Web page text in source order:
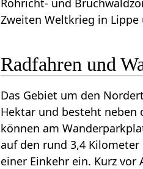
Röhricht- und
Zweiten Weltkrieg in Lippe
Radfahren und
Das Gebiet um den
Hektar und besteht neben
können am
auf den rund 3,4
einer Einkehr ein. Kurz